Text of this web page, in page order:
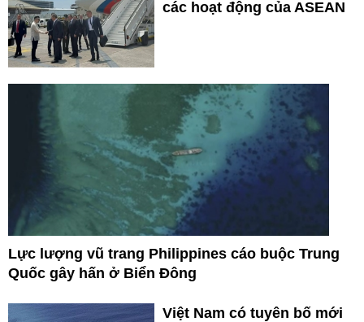
các hoạt động của ASEAN
Lực lượng vũ trang Philippines cáo buộc Trung
Quốc gây hấn ở Biển Đông
Việt Nam có tuyên bố mới